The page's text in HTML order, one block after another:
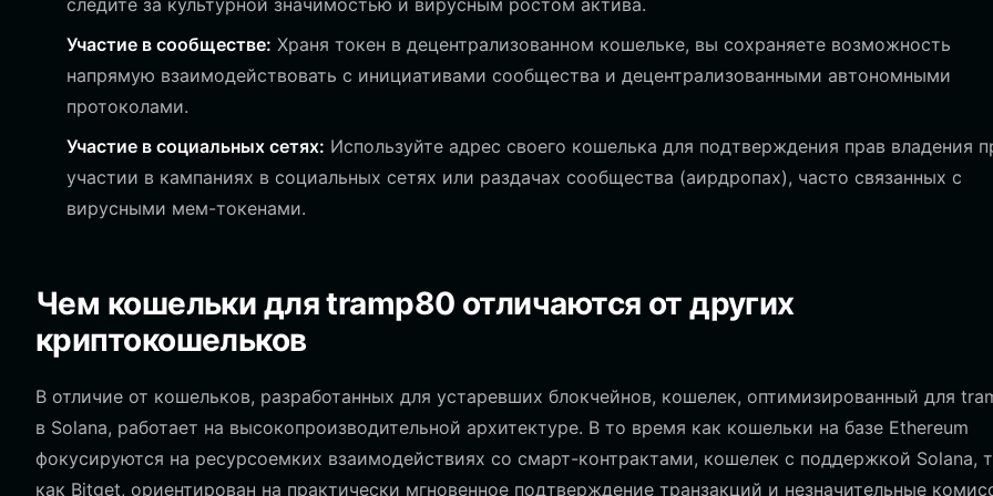
следите за культурной значимостью и вирусным ростом актива.
Участие в сообществе: Храня токен в децентрализованном кошельке, вы сохраняете возможность
напрямую взаимодействовать с инициативами сообщества и децентрализованными автономными
протоколами.
Участие в социальных сетях: Используйте адрес своего кошелька для подтверждения прав владения
участии в кампаниях в социальных сетях или раздачах сообщества (аирдропах), часто связанных с
вирусными мем-токенами.
Чем кошельки для tramp80 отличаются от других
криптокошельков
В отличие от кошельков, разработанных для устаревших блокчейнов, кошелек, оптимизированный для
в Solana, работает на высокопроизводительной архитектуре. В то время как кошельки на базе Ethereum
фокусируются на ресурсоемких взаимодействиях со смарт-контрактами, кошелек с поддержкой Solana,
как Bitget, ориентирован на практически мгновенное подтверждение транзакций и незначительные